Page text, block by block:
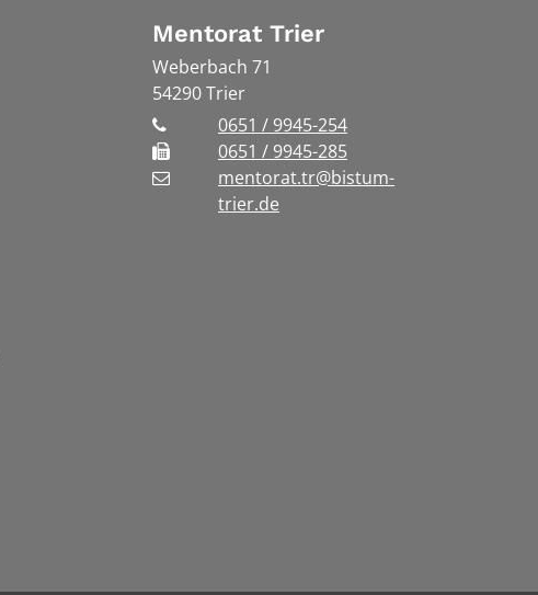
Mentorat Trier
Weberbach 71
54290Trier
0651 / 9945-254
0651 / 9945-285
mentorat.tr@bistum-
trier.de